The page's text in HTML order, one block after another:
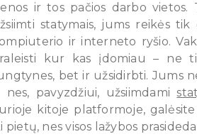
ir tos pačios darbo
statymais, jums reikės
ir interneto ryšio.
kur kas įdomiau – ne
bet ir užsidirbti. Jums
nes, pavyzdžiui, užsiimdami
kitoje platformoje,
pietų, nes visos lažybos